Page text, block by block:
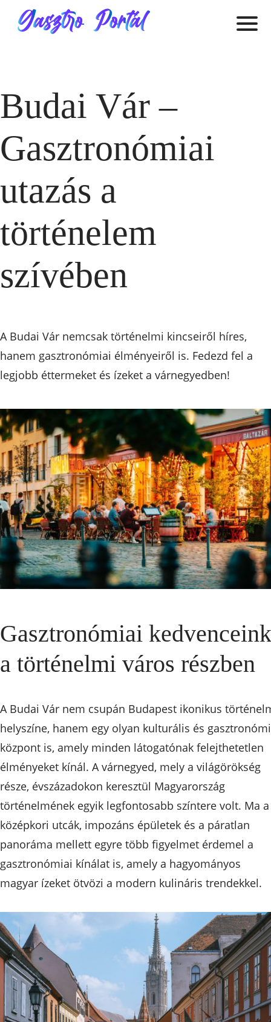
Budai Vár –
Gasztronómiai
utazás a
történelem
szívében
A Budai Vár nemcsak történelmi kincseiről híres,
hanem gasztronómiai élményeiről is. Fedezd fel a
legjobb éttermeket és ízeket a várnegyedben!
Gasztronómiai kedvenceink
a történelmi város részben
A Budai Vár nem csupán Budapest ikonikus
helyszíne, hanem egy olyan kulturális és
központ is, amely minden látogatónak felejthetetlen
élményeket kínál. A várnegyed, mely a világörökség
része, évszázadokon keresztül Magyarország
történelmének egyik legfontosabb színtere volt. Ma a
középkori utcák, impozáns épületek és a páratlan
panoráma mellett egyre több figyelmet érdemel a
gasztronómiai kínálat is, amely a hagyományos
magyar ízeket ötvözi a modern kulináris trendekkel.